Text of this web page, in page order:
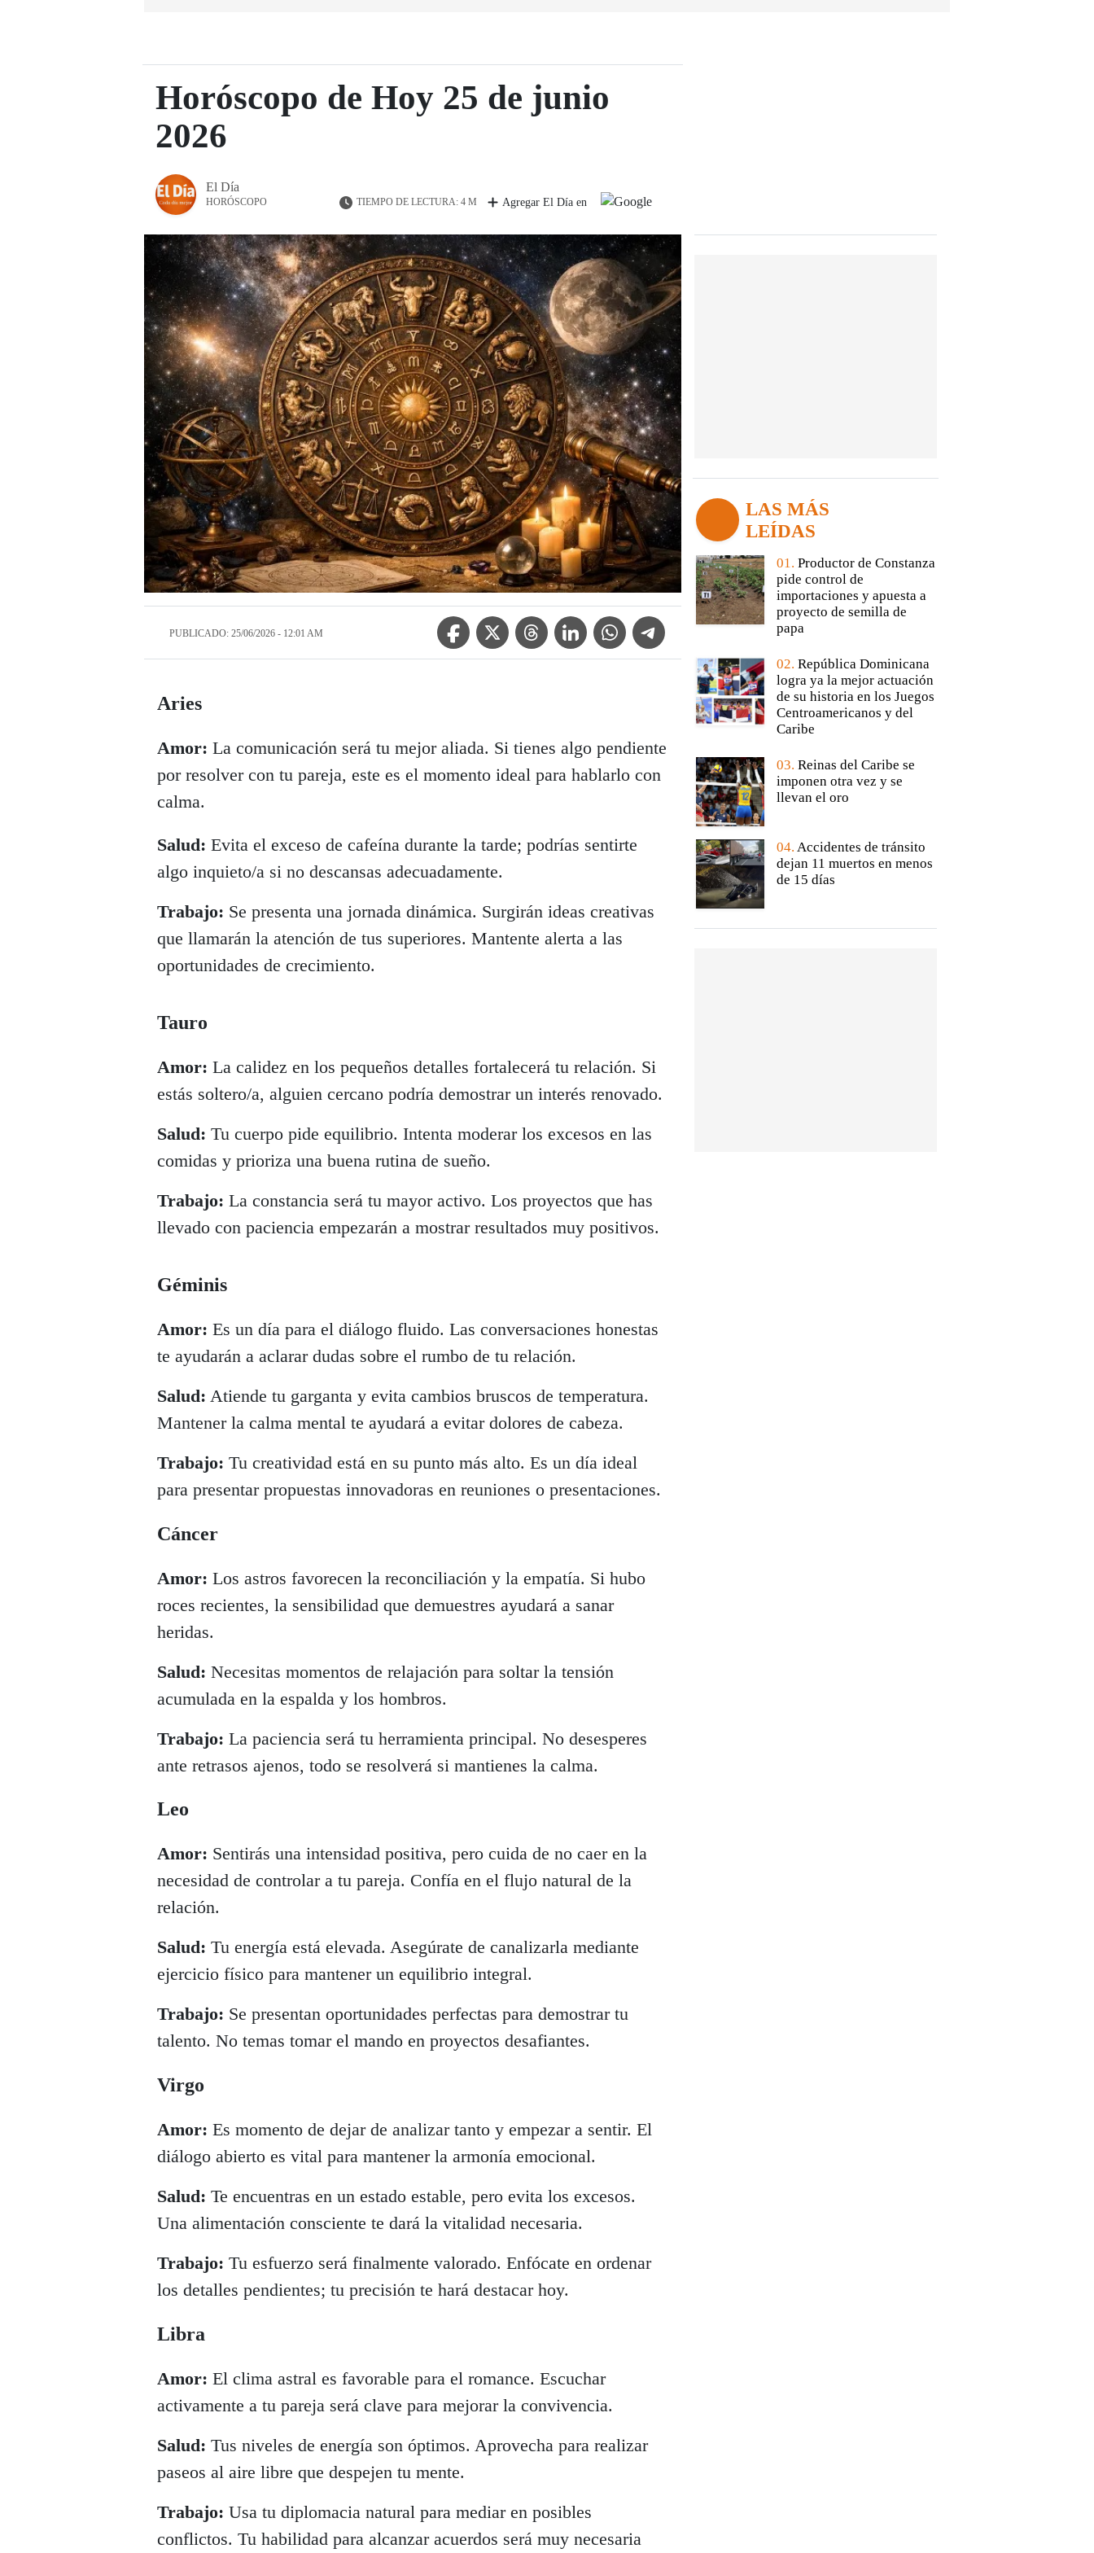
Horóscopo de Hoy 25 de junio
2026
El Día
HORÓSCOPO TIEMPO DE LECTURA: 4 M Agregar El Día en
PUBLICADO: 25/06/2026 - 12:01 AM
Facebook IconTwitter IconThreads IconLinkedin IconWhatsApp IconTelegram Icon
Aries
Amor: La comunicación será tu mejor aliada. Si tienes algo pendiente
por resolver con tu pareja, este es el momento ideal para hablarlo con
calma.
Salud: Evita el exceso de cafeína durante la tarde; podrías sentirte
algo inquieto/a si no descansas adecuadamente.
Trabajo: Se presenta una jornada dinámica. Surgirán ideas creativas
que llamarán la atención de tus superiores. Mantente alerta a las
oportunidades de crecimiento.
Tauro
Amor: La calidez en los pequeños detalles fortalecerá tu relación. Si
estás soltero/a, alguien cercano podría demostrar un interés renovado.
Salud: Tu cuerpo pide equilibrio. Intenta moderar los excesos en las
comidas y prioriza una buena rutina de sueño.
Trabajo: La constancia será tu mayor activo. Los proyectos que has
llevado con paciencia empezarán a mostrar resultados muy positivos.
Géminis
Amor: Es un día para el diálogo fluido. Las conversaciones honestas
te ayudarán a aclarar dudas sobre el rumbo de tu relación.
Salud: Atiende tu garganta y evita cambios bruscos de temperatura.
Mantener la calma mental te ayudará a evitar dolores de cabeza.
Trabajo: Tu creatividad está en su punto más alto. Es un día ideal
para presentar propuestas innovadoras en reuniones o presentaciones.
Cáncer
Amor: Los astros favorecen la reconciliación y la empatía. Si hubo
roces recientes, la sensibilidad que demuestres ayudará a sanar
heridas.
Salud: Necesitas momentos de relajación para soltar la tensión
acumulada en la espalda y los hombros.
Trabajo: La paciencia será tu herramienta principal. No desesperes
ante retrasos ajenos, todo se resolverá si mantienes la calma.
Leo
Amor: Sentirás una intensidad positiva, pero cuida de no caer en la
necesidad de controlar a tu pareja. Confía en el flujo natural de la
relación.
Salud: Tu energía está elevada. Asegúrate de canalizarla mediante
ejercicio físico para mantener un equilibrio integral.
Trabajo: Se presentan oportunidades perfectas para demostrar tu
talento. No temas tomar el mando en proyectos desafiantes.
Virgo
Amor: Es momento de dejar de analizar tanto y empezar a sentir. El
diálogo abierto es vital para mantener la armonía emocional.
Salud: Te encuentras en un estado estable, pero evita los excesos.
Una alimentación consciente te dará la vitalidad necesaria.
Trabajo: Tu esfuerzo será finalmente valorado. Enfócate en ordenar
los detalles pendientes; tu precisión te hará destacar hoy.
Libra
Amor: El clima astral es favorable para el romance. Escuchar
activamente a tu pareja será clave para mejorar la convivencia.
Salud: Tus niveles de energía son óptimos. Aprovecha para realizar
paseos al aire libre que despejen tu mente.
Trabajo: Usa tu diplomacia natural para mediar en posibles
conflictos. Tu habilidad para alcanzar acuerdos será muy necesaria
LAS MÁS
LEÍDAS
01. Productor de Constanza
pide control de
importaciones y apuesta a
proyecto de semilla de
papa
02. República Dominicana
logra ya la mejor actuación
de su historia en los Juegos
Centroamericanos y del
Caribe
03. Reinas del Caribe se
imponen otra vez y se
llevan el oro
04. Accidentes de tránsito
dejan 11 muertos en menos
de 15 días